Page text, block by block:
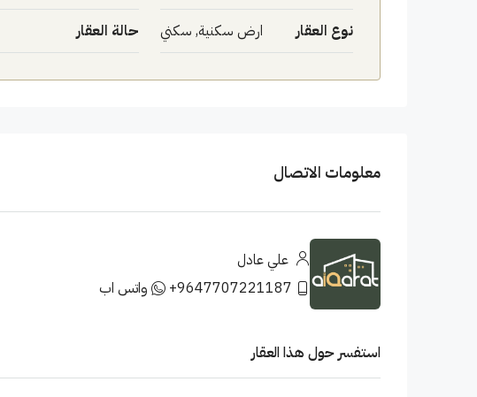
نوع العقار ارض سكنية, سكني حالة العقار
معلومات الاتصال
علي عادل
+9647707221187
واتس اب
استفسر حول هذا العقار